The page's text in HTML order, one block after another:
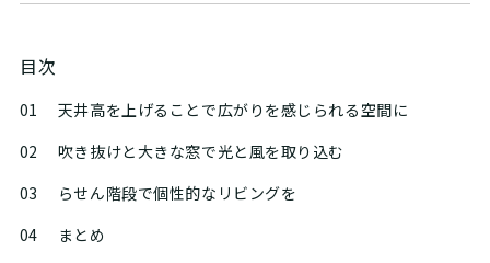
目次
01
天井高を上げることで広がりを感じられる空間に
02
吹き抜けと大きな窓で光と風を取り込む
03
らせん階段で個性的なリビングを
04
まとめ